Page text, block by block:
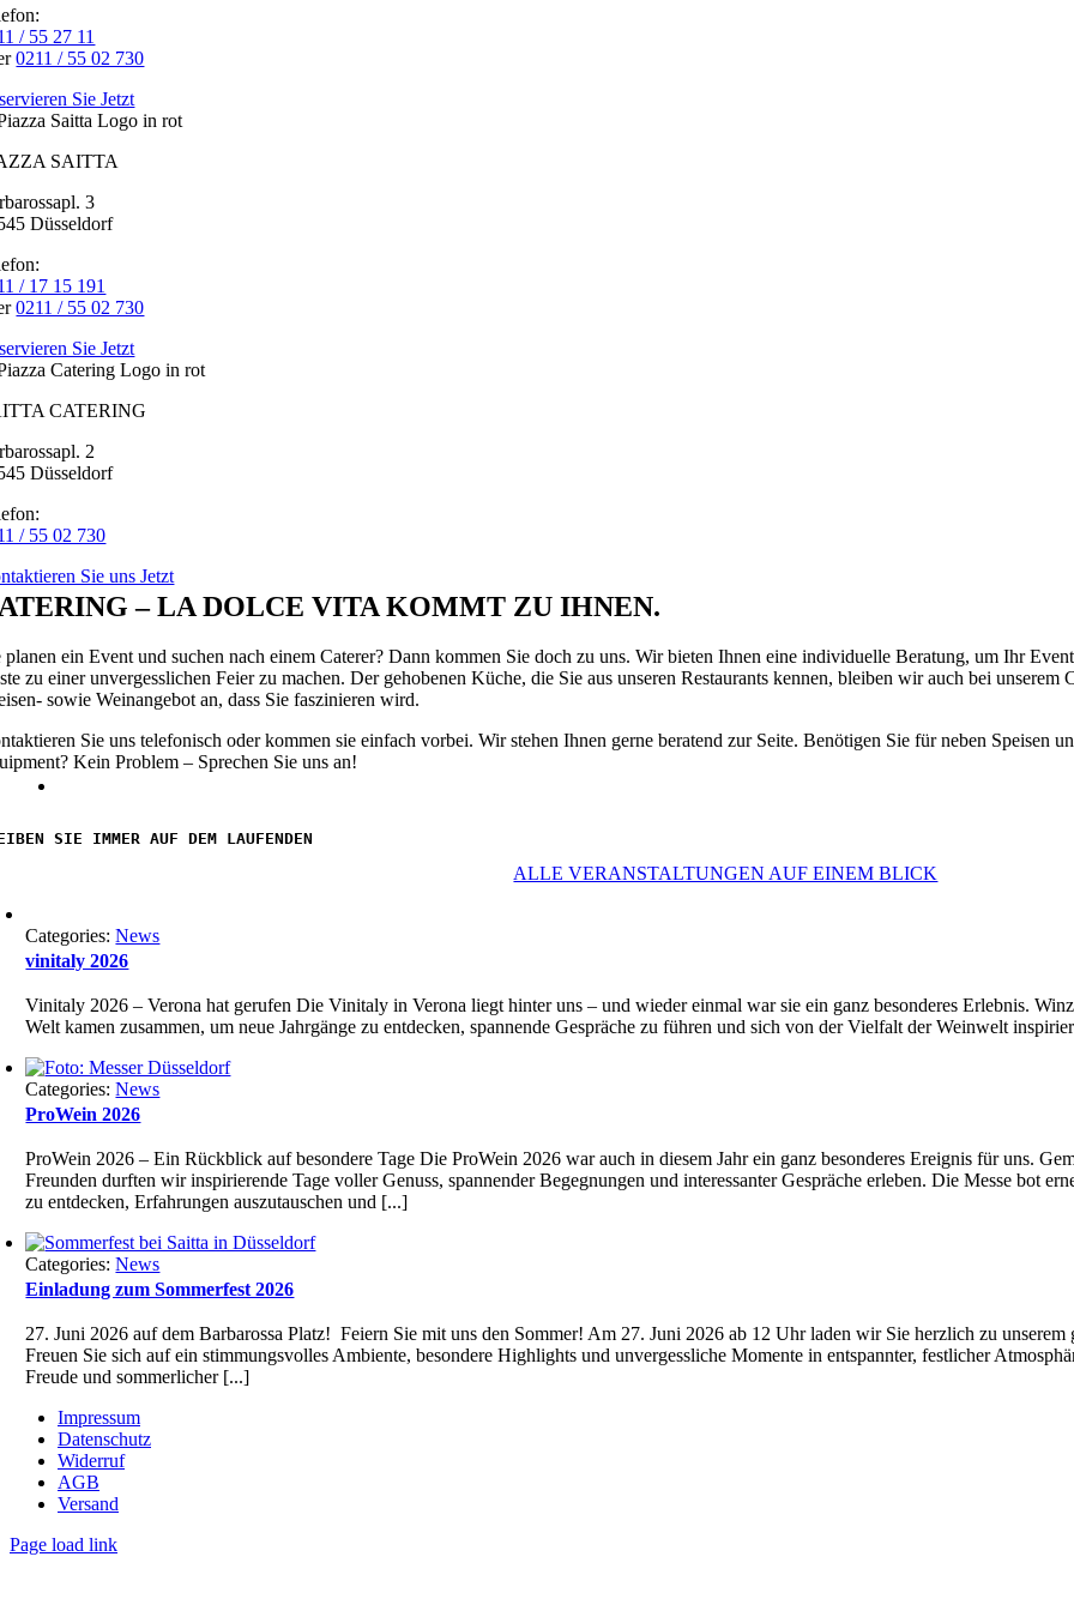
/ 55 27 11
0211 / 55 02 730
Sie Jetzt
SAITTA
3
Düsseldorf
/ 17 15 191
0211 / 55 02 730
Sie Jetzt
CATERING
2
Düsseldorf
/ 55 02 730
Sie uns Jetzt
– LA DOLCE VITA KOMMT ZU IHNEN.
planen ein Event und suchen nach einem Caterer? Dann kommen Sie doch zu uns. Wir bieten Ihnen eine individuelle Beratung, um Ihr
zu einer unvergesslichen Feier zu machen. Der gehobenen Küche, die Sie aus unseren Restaurants kennen, bleiben wir auch bei unserem
sowie Weinangebot an, dass Sie faszinieren wird.
Sie uns telefonisch oder kommen sie einfach vorbei. Wir stehen Ihnen gerne beratend zur Seite. Benötigen Sie für neben Speisen
Kein Problem – Sprechen Sie uns an!
SIE IMMER AUF DEM LAUFENDEN
ALLE VERANSTALTUNGEN AUF EINEM BLICK
Categories:News
vinitaly 2026
Vinitaly 2026 – Verona hat gerufen Die Vinitaly in Verona liegt hinter uns – und wieder einmal war sie ein ganz besonderes Erlebnis.
Welt kamen zusammen, um neue Jahrgänge zu entdecken, spannende Gespräche zu führen und sich von der Vielfalt der Weinwelt
Categories:News
ProWein 2026
ProWein 2026 – Ein Rückblick auf besondere Tage Die ProWein 2026 war auch in diesem Jahr ein ganz besonderes Ereignis für uns.
Freunden durften wir inspirierende Tage voller Genuss, spannender Begegnungen und interessanter Gespräche erleben. Die Messe bot
zu entdecken, Erfahrungen auszutauschen und [...]
Categories:News
Einladung zum Sommerfest 2026
27. Juni 2026 auf dem Barbarossa Platz! Feiern Sie mit uns den Sommer! Am 27. Juni 2026 ab 12 Uhr laden wir Sie herzlich zu unserem
Freuen Sie sich auf ein stimmungsvolles Ambiente, besondere Highlights und unvergessliche Momente in entspannter, festlicher
Freude und sommerlicher [...]
Impressum
Datenschutz
Widerruf
AGB
Versand
Page load link